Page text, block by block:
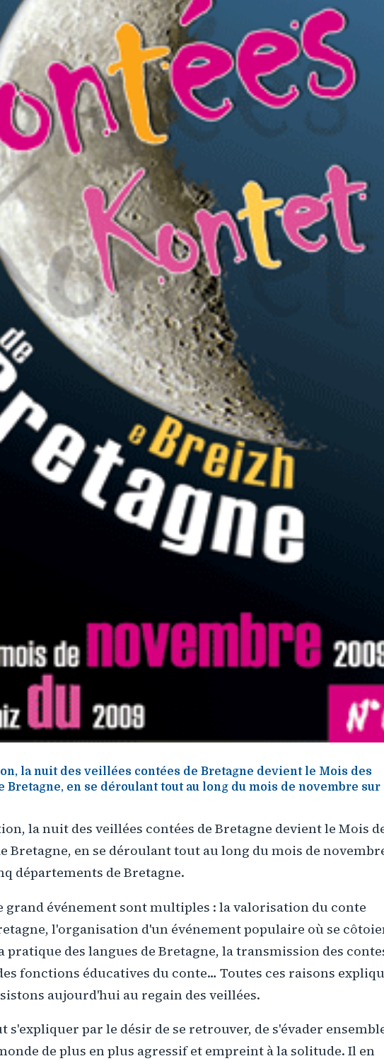
la nuit des veillées contées de Bretagne devient le Mois des
Bretagne, en se déroulant tout au long du mois de novembre sur
la nuit des veillées contées de Bretagne devient le Mois
Bretagne, en se déroulant tout au long du mois de
départements de Bretagne.
grand événement sont multiples : la valorisation du conte
l'organisation d'un événement populaire où se
pratique des langues de Bretagne, la transmission des
fonctions éducatives du conte… Toutes ces raisons
aujourd'hui au regain des veillées.
s'expliquer par le désir de se retrouver, de s'évader
de plus en plus agressif et empreint à la solitude. Il en